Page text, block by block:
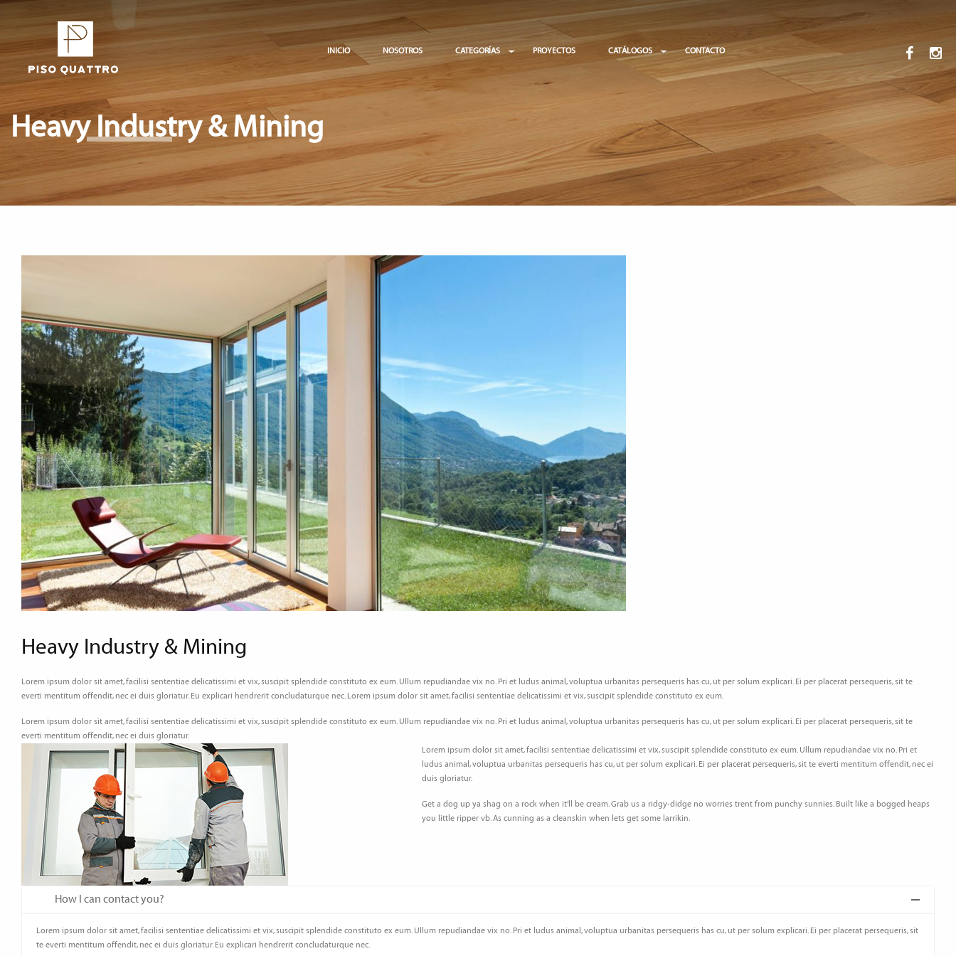
INICIO NOSOTROS CATEGORÍAS PROYECTOS CATÁLOGOS CONTACTO
Heavy Industry & Mining
Heavy Industry & Mining
Lorem ipsum dolor sit amet, facilisi sententiae delicatissimi et vix, suscipit splendide constituto ex eum. Ullum repudiandae vix no. Pri et ludus animal, voluptua urbanitas persequeris has cu, ut per solum explicari. Ei per placerat persequeris, sit te
everti mentitum offendit, nec ei duis gloriatur. Eu explicari hendrerit concludaturque nec. Lorem ipsum dolor sit amet, facilisi sententiae delicatissimi et vix, suscipit splendide constituto ex eum.
Lorem ipsum dolor sit amet, facilisi sententiae delicatissimi et vix, suscipit splendide constituto ex eum. Ullum repudiandae vix no. Pri et ludus animal, voluptua urbanitas persequeris has cu, ut per solum explicari. Ei per placerat persequeris, sit te
everti mentitum offendit, nec ei duis gloriatur.
Lorem ipsum dolor sit amet, facilisi sententiae delicatissimi et vix, suscipit splendide constituto ex eum. Ullum repudiandae vix no. Pri et
ludus animal, voluptua urbanitas persequeris has cu, ut per solum explicari. Ei per placerat persequeris, sit te everti mentitum offendit, nec ei
duis gloriatur.
Get a dog up ya shag on a rock when it’ll be cream. Grab us a ridgy-didge no worries trent from punchy sunnies. Built like a bogged heaps
you little ripper vb. As cunning as a cleanskin when lets get some larrikin.
How I can contact you?
Lorem ipsum dolor sit amet, facilisi sententiae delicatissimi et vix, suscipit splendide constituto ex eum. Ullum repudiandae vix no. Pri et ludus animal, voluptua urbanitas persequeris has cu, ut per solum explicari. Ei per placerat persequeris, sit
te everti mentitum offendit, nec ei duis gloriatur. Eu explicari hendrerit concludaturque nec.